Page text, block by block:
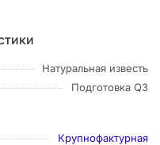
Натуральная известь
Подготовка Q3
Крупнофактурная